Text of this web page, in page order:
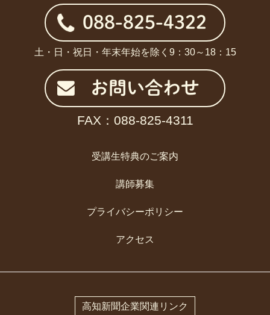
088-825-4322
土・日・祝日・年末年始を除く9：30～18：15
お問い合わせ
FAX：088-825-4311
受講生特典のご案内
講師募集
プライバシーポリシー
アクセス
高知新聞企業関連リンク